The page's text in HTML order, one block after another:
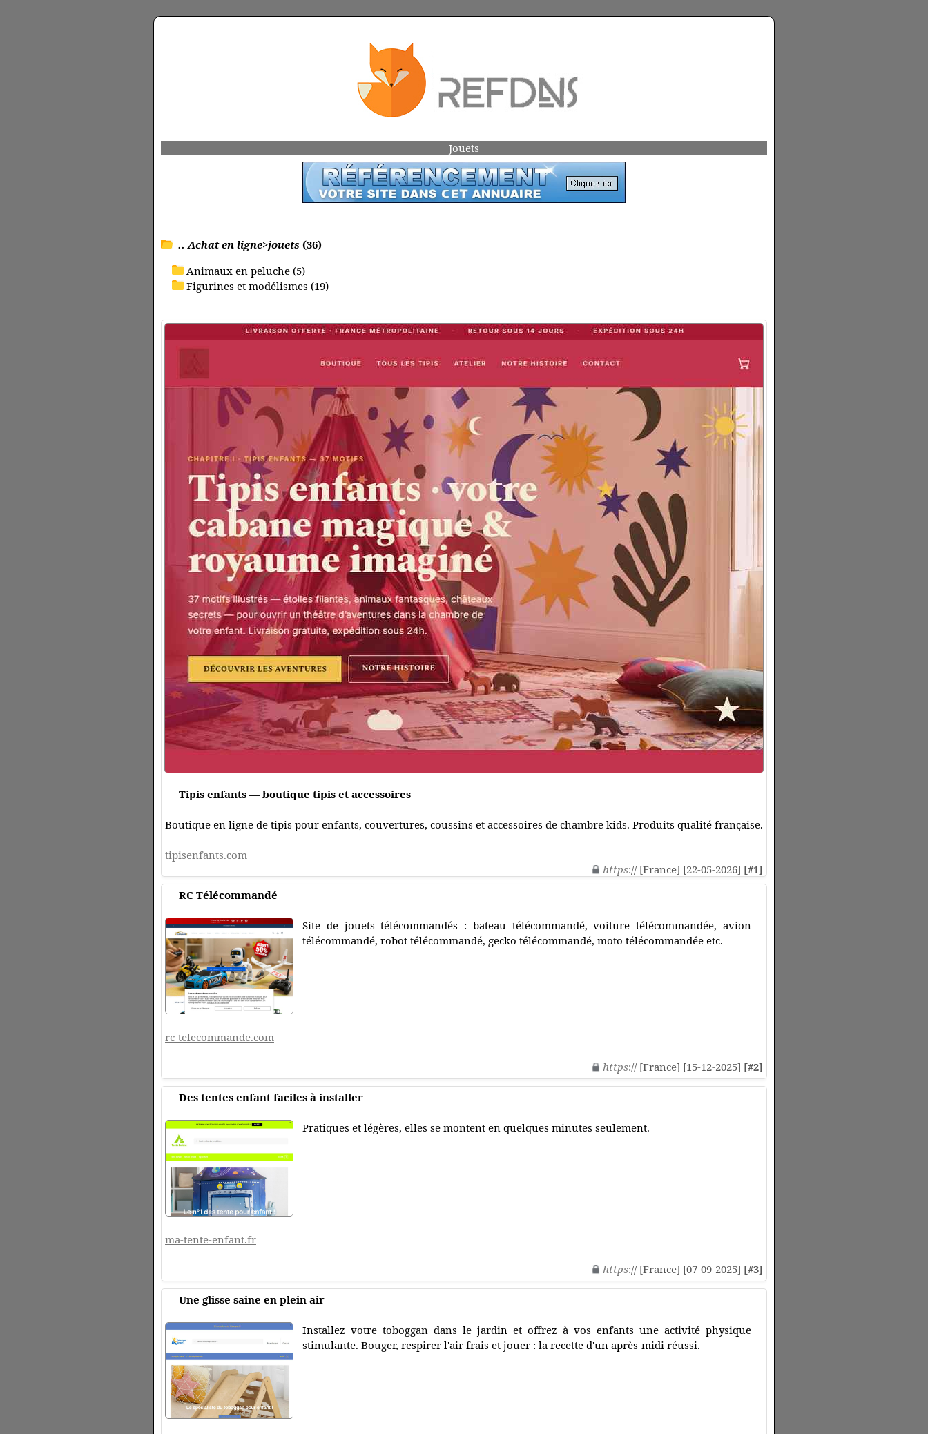
Jouets
.. Achat en ligne>jouets (36)
Animaux en peluche (5)
Figurines et modélismes (19)
Tipis enfants — boutique tipis et accessoires
Boutique en ligne de tipis pour enfants, couvertures, coussins et accessoires de chambre kids. Produits qualité française.
tipisenfants.com
https:// [France] [22-05-2026] [#1]
RC Télécommandé
Site de jouets télécommandés : bateau télécommandé, voiture télécommandée, avion
télécommandé, robot télécommandé, gecko télécommandé, moto télécommandée etc.
rc-telecommande.com
https:// [France] [15-12-2025] [#2]
Des tentes enfant faciles à installer
Pratiques et légères, elles se montent en quelques minutes seulement.
ma-tente-enfant.fr
https:// [France] [07-09-2025] [#3]
Une glisse saine en plein air
Installez votre toboggan dans le jardin et offrez à vos enfants une activité physique
stimulante. Bouger, respirer l'air frais et jouer : la recette d'un après-midi réussi.